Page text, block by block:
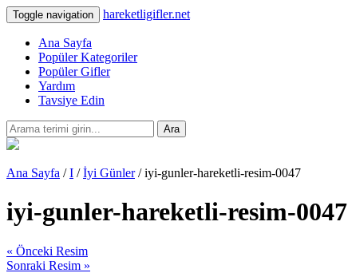
Toggle navigation hareketligifler.net
Ana Sayfa
Popüler Kategoriler
Popüler Gifler
Yardım
Tavsiye Edin
Ara
Ana Sayfa /I /İyi Günler/ iyi-gunler-hareketli-resim-0047
iyi-gunler-hareketli-resim-0047
« Önceki Resim
Sonraki Resim »